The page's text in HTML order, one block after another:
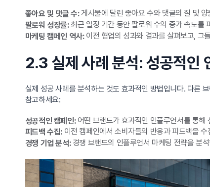
좋아요 및 댓글 수:게시물에 달린 좋아요 수와 댓글의 질 및
팔로워 성장률:최근 일정 기간 동안 팔로워 수의 증가 속도를
마케팅 캠페인 역사:이전 협업의 성과와 결과를 살펴보고, 그
2.3 실제 사례 분석: 성공적인
실제 성공 사례를 분석하는 것도 효과적인 방법입니다. 다른
참고하세요:
성공적인 캠페인:어떤 브랜드가 효과적인 인플루언서를 통해
피드백 수집:이전 캠페인에서 소비자들의 반응과 피드백을
경쟁 기업 분석:경쟁 브랜드의 인플루언서 마케팅 전략을 분